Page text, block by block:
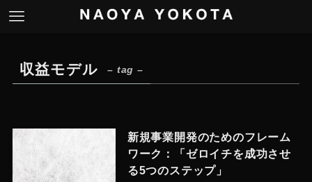
収益モデル – tag –
新規事業開発のためのフレーム
ワーク：「ゼロイチを成功させ
る5つのステップ」